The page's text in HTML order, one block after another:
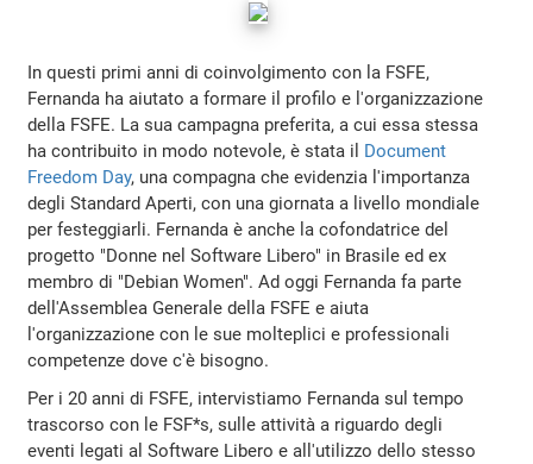
In questi primi anni di coinvolgimento con la FSFE,
Fernanda ha aiutato a formare il profilo e l'organizzazione
della FSFE. La sua campagna preferita, a cui essa stessa
ha contribuito in modo notevole, è stata il Document
Freedom Day, una compagna che evidenzia l'importanza
degli Standard Aperti, con una giornata a livello mondiale
per festeggiarli. Fernanda è anche la cofondatrice del
progetto "Donne nel Software Libero" in Brasile ed ex
membro di "Debian Women". Ad oggi Fernanda fa parte
dell'Assemblea Generale della FSFE e aiuta
l'organizzazione con le sue molteplici e professionali
competenze dove c'è bisogno.
Per i 20 anni di FSFE, intervistiamo Fernanda sul tempo
trascorso con le FSF*s, sulle attività a riguardo degli
eventi legati al Software Libero e all'utilizzo dello stesso